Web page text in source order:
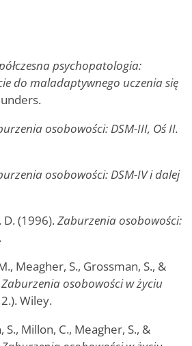
psychopatologia:
do maladaptywnego uczenia się
osobowości: DSM-III, Oś II.
osobowości: DSM-IV i dalej
D. (1996). Zaburzenia osobowości:
Meagher, S., Grossman, S., &
Zaburzenia osobowości w życiu
Wiley.
S., Millon, C., Meagher, S., &